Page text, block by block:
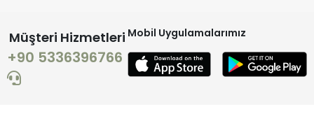
Müşteri Hizmetleri
+90 5336396766
Mobil Uygulamalarımız